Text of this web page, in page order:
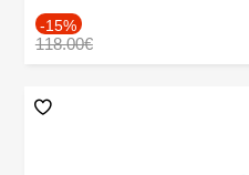
-15%
118.00€